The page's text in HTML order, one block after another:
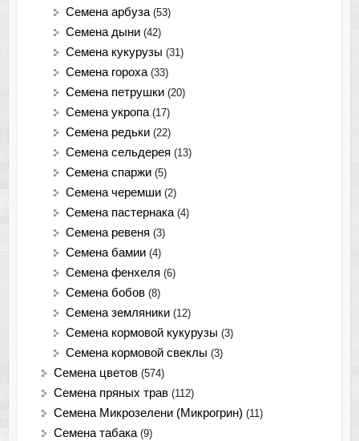
Семена арбуза (53)
Семена дыни (42)
Семена кукурузы (31)
Семена гороха (33)
Семена петрушки (20)
Семена укропа (17)
Семена редьки (22)
Семена сельдерея (13)
Семена спаржи (5)
Семена черемши (2)
Семена пастернака (4)
Семена ревеня (3)
Семена бамии (4)
Семена фенхеля (6)
Семена бобов (8)
Семена земляники (12)
Семена кормовой кукурузы (3)
Семена кормовой свеклы (3)
Семена цветов (574)
Семена пряных трав (112)
Семена Микрозелени (Микрогрин) (11)
Семена табака (9)